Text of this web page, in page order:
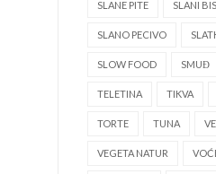
SLANE PITE SLANI
SLANO PECIVO
SLOW FOOD SMUĐ
TELETINA TIKVA
TORTE TUNA
VEGETA NATUR